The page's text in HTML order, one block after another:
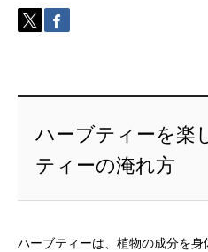
ハーブティーを楽
ティーの淹れ方
ハーブティーは、植物の成分を